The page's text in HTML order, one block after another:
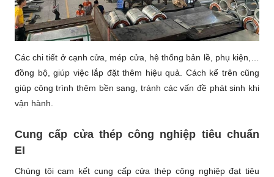
Các chi tiết ở cạnh cửa, mép cửa, hệ thống bản lề, phụ kiện,…
đồng bộ, giúp việc lắp đặt thêm hiệu quả. Cách kể trên cũng
giúp công trình thêm bền sang, tránh các vấn đề phát sinh khi
vận hành.
Cung cấp cửa thép công nghiệp tiêu chuẩn
EI
Chúng tôi cam kết cung cấp cửa thép công nghiệp đạt tiêu